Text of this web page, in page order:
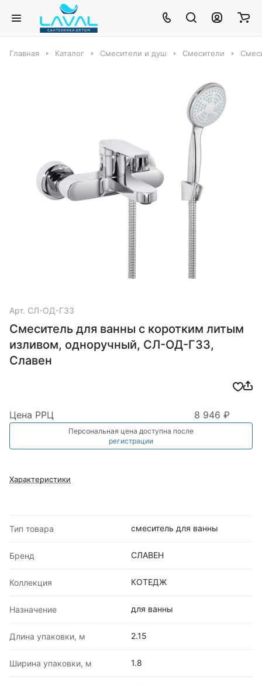
Главная Каталог Смесители и душ Смесители
Арт. СЛ-ОД-Г33
Смеситель для ванны с коротким литым
изливом, одноручный, СЛ-ОД-Г33,
Славен
Цена РРЦ 8 946 ₽
Персональная цена доступна после
регистрации
Характеристики
Тип товара смеситель для ванны
Бренд СЛАВЕН
Коллекция КОТЕДЖ
Назначение для ванны
Длина упаковки, м 2.15
Ширина упаковки, м 1.8